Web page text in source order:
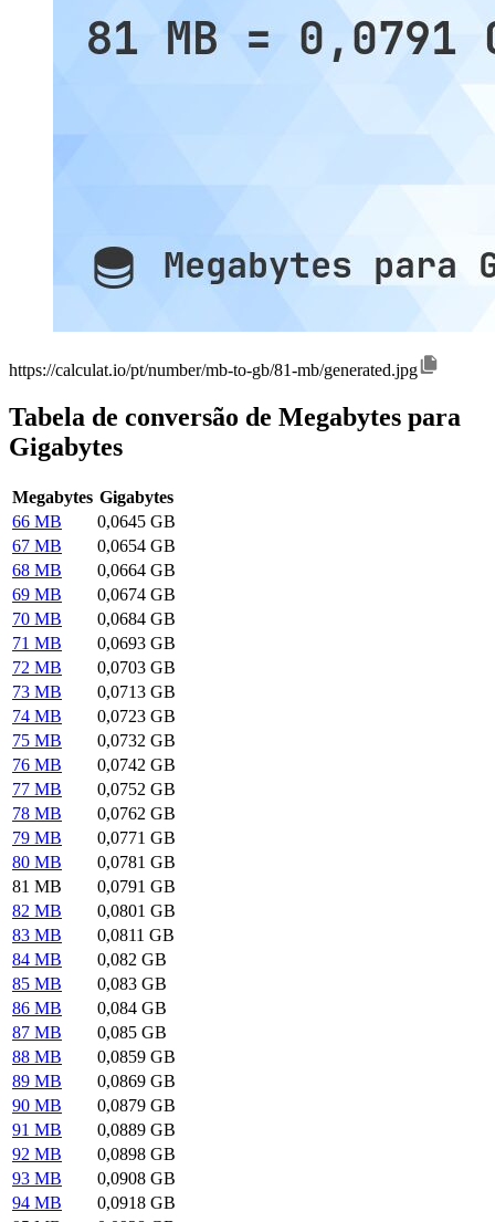
https://calculat.io/pt/number/mb-to-gb/81-mb/generated.jpg
Tabela de conversão de Megabytes para
Gigabytes
Megabytes Gigabytes
66 MB
0,0645 GB
67 MB
0,0654 GB
68 MB
0,0664 GB
69 MB
0,0674 GB
70 MB
0,0684 GB
71 MB
0,0693 GB
72 MB
0,0703 GB
73 MB
0,0713 GB
74 MB
0,0723 GB
75 MB
0,0732 GB
76 MB
0,0742 GB
77 MB
0,0752 GB
78 MB
0,0762 GB
79 MB
0,0771 GB
80 MB
0,0781 GB
81 MB
0,0791 GB
82 MB
0,0801 GB
83 MB
0,0811 GB
84 MB
0,082 GB
85 MB
0,083 GB
86 MB
0,084 GB
87 MB
0,085 GB
88 MB
0,0859 GB
89 MB
0,0869 GB
90 MB
0,0879 GB
91 MB
0,0889 GB
92 MB
0,0898 GB
93 MB
0,0908 GB
94 MB
0,0918 GB